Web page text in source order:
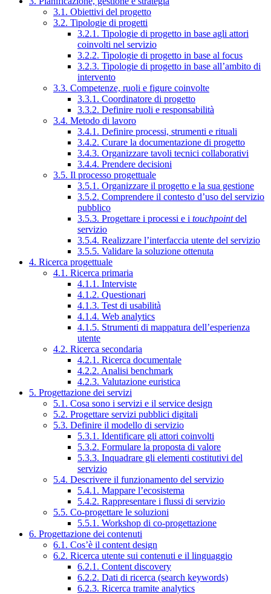
3.1. Obiettivi del progetto
3.2. Tipologie di progetti
3.2.1. Tipologie di progetto in base agli attori
coinvolti nel servizio
3.2.2. Tipologie di progetto in base al focus
3.2.3. Tipologie di progetto in base all’ambito di
intervento
3.3. Competenze, ruoli e figure coinvolte
3.3.1. Coordinatore di progetto
3.3.2. Definire ruoli e responsabilità
3.4. Metodo di lavoro
3.4.1. Definire processi, strumenti e rituali
3.4.2. Curare la documentazione di progetto
3.4.3. Organizzare tavoli tecnici collaborativi
3.4.4. Prendere decisioni
3.5. Il processo progettuale
3.5.1. Organizzare il progetto e la sua gestione
3.5.2. Comprendere il contesto d’uso del servizio
pubblico
3.5.3. Progettare i processi e i touchpointdel
servizio
3.5.4. Realizzare l’interfaccia utente del servizio
3.5.5. Validare la soluzione ottenuta
4. Ricerca progettuale
4.1. Ricerca primaria
4.1.1. Interviste
4.1.2. Questionari
4.1.3. Test di usabilità
4.1.4. Web analytics
4.1.5. Strumenti di mappatura dell’esperienza
utente
4.2. Ricerca secondaria
4.2.1. Ricerca documentale
4.2.2. Analisi benchmark
4.2.3. Valutazione euristica
5. Progettazione dei servizi
5.1. Cosa sono i servizi e il service design
5.2. Progettare servizi pubblici digitali
5.3. Definire il modello di servizio
5.3.1. Identificare gli attori coinvolti
5.3.2. Formulare la proposta di valore
5.3.3. Inquadrare gli elementi costitutivi del
servizio
5.4. Descrivere il funzionamento del servizio
5.4.1. Mappare l’ecosistema
5.4.2. Rappresentare i flussi di servizio
5.5. Co-progettare le soluzioni
5.5.1. Workshop di co-progettazione
6. Progettazione dei contenuti
6.1. Cos’è il content design
6.2. Ricerca utente sui contenuti e il linguaggio
6.2.1. Content discovery
6.2.2. Dati di ricerca (search keywords)
6.2.3. Ricerca tramite analytics